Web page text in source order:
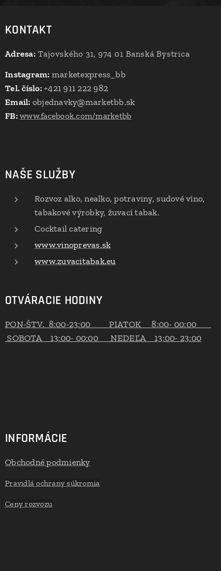
KONTAKT
Adresa:Tajovského 31, 974 01 Banská Bystrica
Instagram: marketexpress_bb
Tel. číslo:+421 911 222 982
Email: objednavky@marketbb.sk
FB: www.facebook.com/marketbb
NAŠE SLUŽBY
Rozvoz alko, nealko, potraviny, sudové víno,
tabakové výrobky, žuvací tabak.
Cocktail catering
www.vinoprevas.sk
www.zuvacitabak.eu
OTVÁRACIE HODINY
PON-ŠTV. 8:00-23:00 PIATOK 8:00- 00:00
SOBOTA 13:00- 00:00 NEDEĽA 13:00- 23:00
INFORMÁCIE
Obchodné podmienky
Pravidlá ochrany súkromia
Ceny rozvozu